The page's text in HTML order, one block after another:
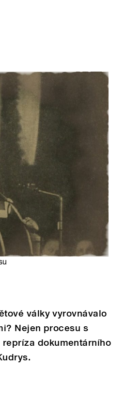
války vyrovnávalo
Nejen procesu s
repríza dokumentárního